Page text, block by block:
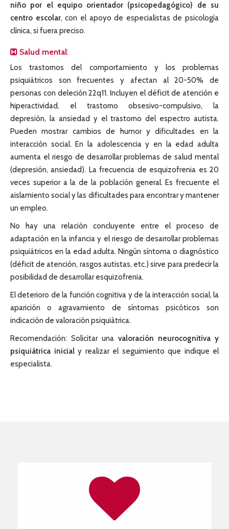
niño por el equipo orientador (psicopedagógico) de su
centro escolar, con el apoyo de especialistas de psicología
clínica, si fuera preciso.
Salud mental:
Los trastornos del comportamiento y los problemas
psiquiátricos son frecuentes y afectan al 20-50% de
personas con deleción 22q11. Incluyen el déficit de atención e
hiperactividad, el trastorno obsesivo-compulsivo, la
depresión, la ansiedad y el trastorno del espectro autista.
Pueden mostrar cambios de humor y dificultades en la
interacción social. En la adolescencia y en la edad adulta
aumenta el riesgo de desarrollar problemas de salud mental
(depresión, ansiedad). La frecuencia de esquizofrenia es 20
veces superior a la de la población general. Es frecuente el
aislamiento social y las dificultades para encontrar y mantener
un empleo.
No hay una relación concluyente entre el proceso de
adaptación en la infancia y el riesgo de desarrollar problemas
psiquiátricos en la edad adulta. Ningún síntoma o diagnóstico
(déficit de atención, rasgos autistas, etc.) sirve para predecir la
posibilidad de desarrollar esquizofrenia.
El deterioro de la función cognitiva y de la interacción social, la
aparición o agravamiento de síntomas psicóticos son
indicación de valoración psiquiátrica.
Recomendación: Solicitar una valoración neurocognitiva y
psiquiátrica inicialy realizar el seguimiento que indique el
especialista.